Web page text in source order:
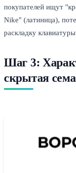
покупателей ищут
Nike" (латиница),
раскладку
Шаг 3:
скрытая